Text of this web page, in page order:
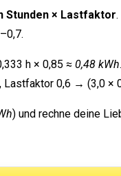
Stunden × Lastfaktor
h × 0,85 ≈ 0,48 kWh.
0,6 → (3,0 ×
) und rechne deine